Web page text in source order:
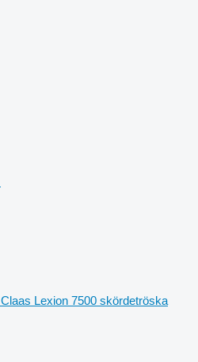
Claas Lexion 7500 skördetröska